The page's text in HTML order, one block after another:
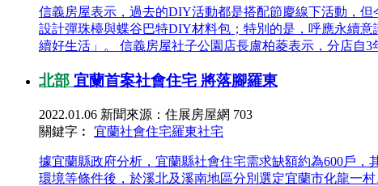
信義房屋表示，過去的DIY活動都是搭配節慶線下活動，
設計彈珠檯與蝶谷巴特DIY材料包；特別的是，呼應永續
續好生活」。 信義房屋社子公園店長盧柏菱表示，分店自
北部 宜蘭首案社會住宅 將落腳羅東
2022.01.06 新聞來源：住展房屋網 703
關鍵字︰ 宜蘭社會住宅羅東社宅
據宜蘭縣政府分析，宜蘭縣社會住宅需求缺額約為600戶
環境等條件後，於溪北及溪南地區分別選定宜蘭市化龍一